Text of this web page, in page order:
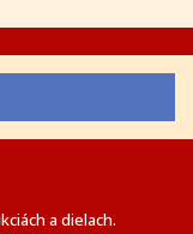
a dielach.